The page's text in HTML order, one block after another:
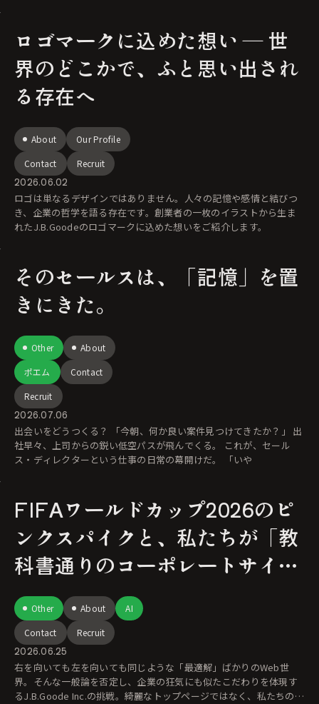
ロゴマークに込めた想い ― 世
界のどこかで、ふと思い出され
る存在へ
About
Our Profile
Contact
Recruit
2026.06.02
ロゴは単なるデザインではありません。人々の記憶や感情と結びつ
き、企業の哲学を語る存在です。創業者の一枚のイラストから生ま
れたJ.B.Goodeのロゴマークに込めた想いをご紹介します。
そのセールスは、「記憶」を置
きにきた。
Other
About
ポエム
Contact
Recruit
2026.07.06
出会いをどうつくる？ 「今朝、何か良い案件見つけてきたか？」 出
社早々、上司からの鋭い低空パスが飛んでくる。 これが、セール
ス・ディレクターという仕事の日常の幕開けだ。 「いや
FIFAワールドカップ2026のピ
ンクスパイクと、私たちが「教
科書通りのコーポレートサイ
ト」ではない理由
Other About
AI
Contact
Recruit
2026.06.25
右を向いても左を向いても同じような「最適解」ばかりのWeb世
界。そんな一般論を否定し、企業の狂気にも似たこだわりを体現す
るJ.B.Goode Inc.の挑戦。綺麗なトップページではなく、私たちの剥